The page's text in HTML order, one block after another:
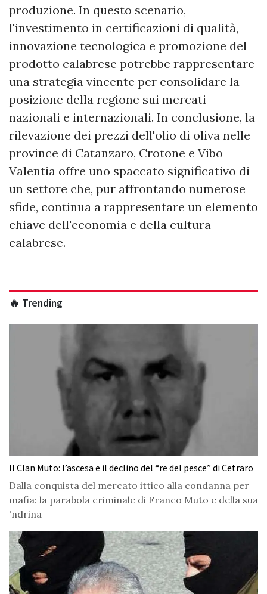
produzione. In questo scenario,
l'investimento in certificazioni di qualità,
innovazione tecnologica e promozione del
prodotto calabrese potrebbe rappresentare
una strategia vincente per consolidare la
posizione della regione sui mercati
nazionali e internazionali. In conclusione, la
rilevazione dei prezzi dell'olio di oliva nelle
province di Catanzaro, Crotone e Vibo
Valentia offre uno spaccato significativo di
un settore che, pur affrontando numerose
sfide, continua a rappresentare un elemento
chiave dell'economia e della cultura
calabrese.
🔥 Trending
Il Clan Muto: l’ascesa e il declino del “re del pesce” di Cetraro
Dalla conquista del mercato ittico alla condanna per
mafia: la parabola criminale di Franco Muto e della sua
'ndrina